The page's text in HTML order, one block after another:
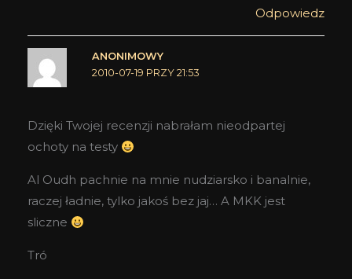
Odpowiedz
ANONIMOWY
2010-07-19 PRZY 21:53
Dzięki Twojej recenzji nabrałam nieodpartej
ochoty na testy
Al Oudh pachnie na mnie nudziarsko i banalnie,
raczej ładnie, tylko jakoś bez jaj… A MKK jest
sliczne
Tró